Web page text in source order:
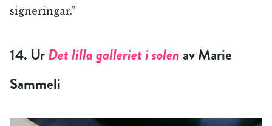
signeringar.”
14. UrDet lilla galleriet i solenav Marie
Sammeli